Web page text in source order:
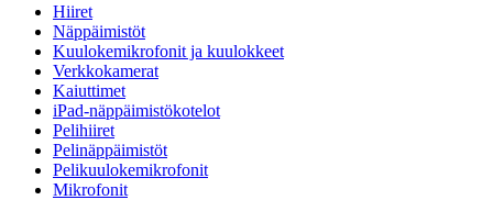
Hiiret
Näppäimistöt
Kuulokemikrofonit ja kuulokkeet
Verkkokamerat
Kaiuttimet
iPad-näppäimistökotelot
Pelihiiret
Pelinäppäimistöt
Pelikuulokemikrofonit
Mikrofonit